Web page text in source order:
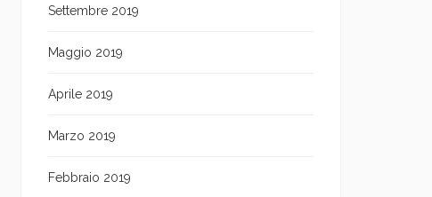
Settembre 2019
Maggio 2019
Aprile 2019
Marzo 2019
Febbraio 2019